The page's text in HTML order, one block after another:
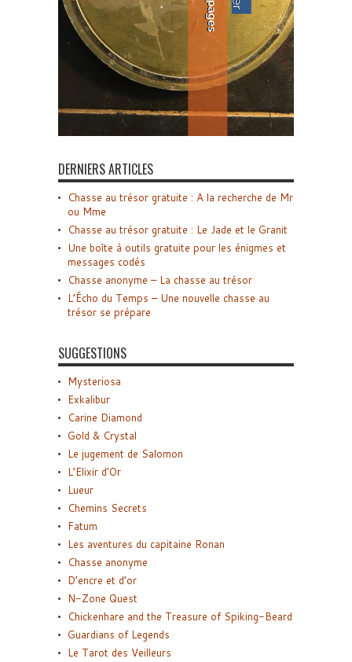
DERNIERS ARTICLES
Chasse au trésor gratuite : A la recherche de Mr
ou Mme
Chasse au trésor gratuite : Le Jade et le Granit
Une boîte à outils gratuite pour les énigmes et
messages codés
Chasse anonyme – La chasse au trésor
L’Écho du Temps – Une nouvelle chasse au
trésor se prépare
SUGGESTIONS
Mysteriosa
Exkalibur
Carine Diamond
Gold & Crystal
Le jugement de Salomon
L’Elixir d’Or
Lueur
Chemins Secrets
Fatum
Les aventures du capitaine Ronan
Chasse anonyme
D’encre et d’or
N-Zone Quest
Chickenhare and the Treasure of Spiking-Beard
Guardians of Legends
Le Tarot des Veilleurs